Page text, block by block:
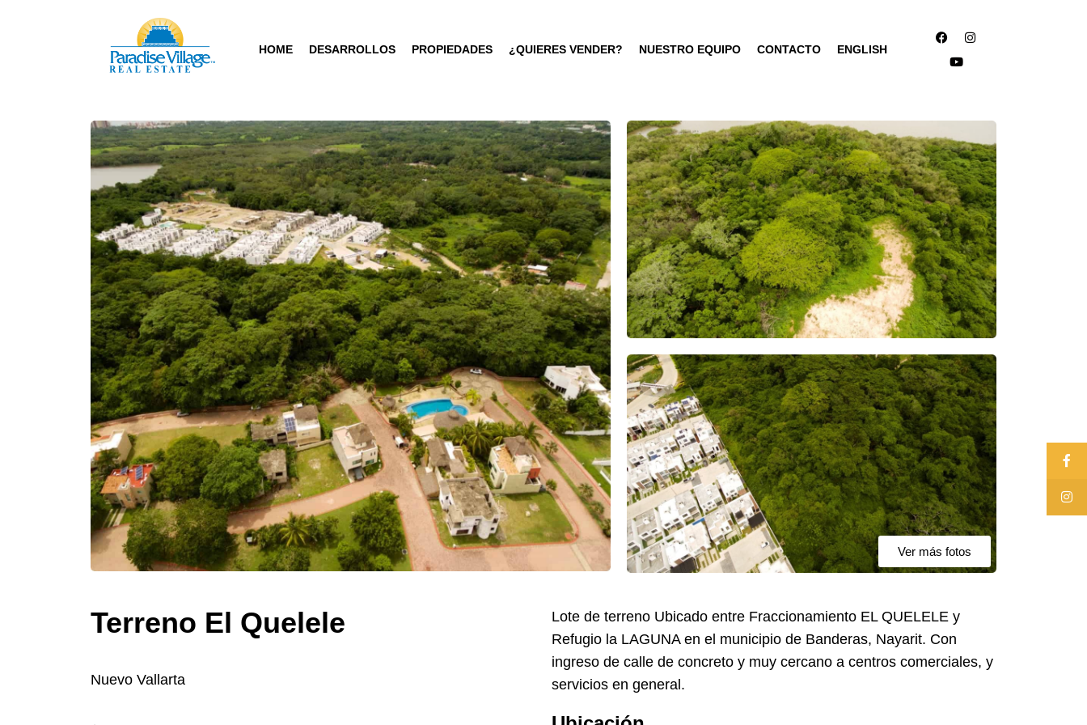
HOME DESARROLLOS PROPIEDADES ¿QUIERES VENDER? NUESTRO EQUIPO CONTACTO ENGLISH
Ver más fotos
Terreno El Quelele
Nuevo Vallarta
Lote de terreno Ubicado entre Fraccionamiento EL QUELELE y
Refugio la LAGUNA en el municipio de Banderas, Nayarit. Con
ingreso de calle de concreto y muy cercano a centros comerciales, y
servicios en general.